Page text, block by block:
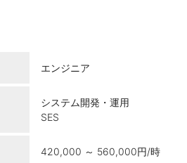
エンジニア
システム開発・運用
SES
420,000 ～ 560,000円/時